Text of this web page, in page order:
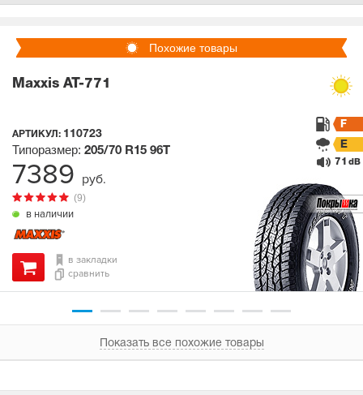
Похожие товары
Maxxis AT-771
АРТИКУЛ: 110723
в наличии
(9)
Типоразмер: 205/70 R15 96T
F
E
71 dB
в закладки
сравнить
7389 руб.
Показать все похожие товары